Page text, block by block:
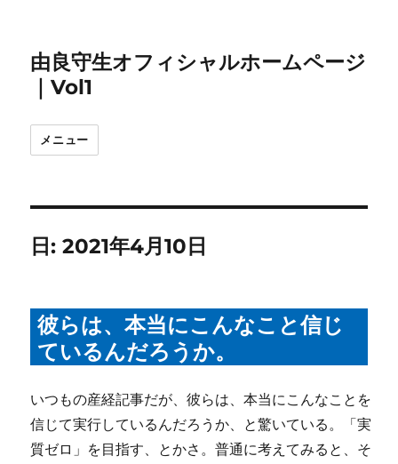
由良守生オフィシャルホームページ
｜Vol1
メニュー
日:2021年4月10日
彼らは、本当にこんなこと信じ
ているんだろうか。
いつもの産経記事だが、彼らは、本当にこんなことを
信じて実行しているんだろうか、と驚いている。「実
質ゼロ」を目指す、とかさ。普通に考えてみると、そ